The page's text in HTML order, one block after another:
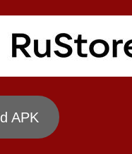
APK